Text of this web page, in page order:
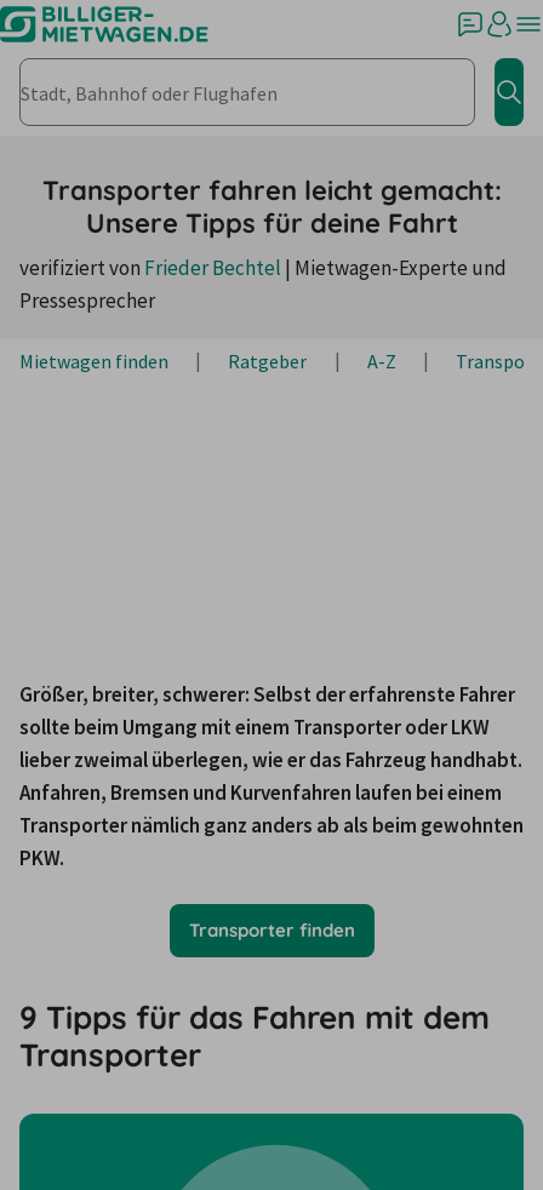
Stadt, Bahnhof oder Flughafen
Transporter fahren leicht gemacht:
Unsere Tipps für deine Fahrt
verifiziert von Frieder Bechtel | Mietwagen-Experte und
Pressesprecher
Mietwagen finden Ratgeber A-Z
Größer, breiter, schwerer: Selbst der erfahrenste Fahrer
sollte beim Umgang mit einem Transporter oder LKW
lieber zweimal überlegen, wie er das Fahrzeug handhabt.
Anfahren, Bremsen und Kurvenfahren laufen bei einem
Transporter nämlich ganz anders ab als beim gewohnten
PKW.
Transporter finden
9 Tipps für das Fahren mit dem
Transporter